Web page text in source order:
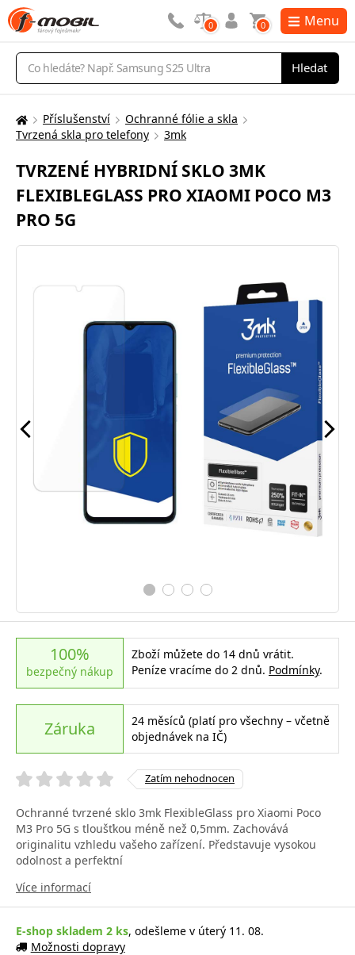
Vyhledávání
Hledat
0 0 Menu
Zde
nacházíte:
Příslušenství
Ochranné fólie a skla
Tvrzená skla pro telefony
3mk
TVRZENÉ HYBRIDNÍ SKLO 3MK
FLEXIBLEGLASS PRO XIAOMI POCO M3
PRO 5G
100%
bezpečný nákup
Zboží můžete do 14 dnů vrátit.
Peníze vracíme do 2 dnů. Podmínky.
Záruka
24 měsíců (platí pro všechny – včetně
objednávek na IČ)
Zatím nehodnocen
Ochranné tvrzené sklo 3mk FlexibleGlass pro Xiaomi Poco
M3 Pro 5G s tloušťkou méně než 0,5mm. Zachovává
originalitu vzhledu vašeho zařízení. Představuje vysokou
odolnost a perfektní
Více informací
E-shop skladem 2 ks, odešleme v úterý 11. 08.
Možnosti dopravy